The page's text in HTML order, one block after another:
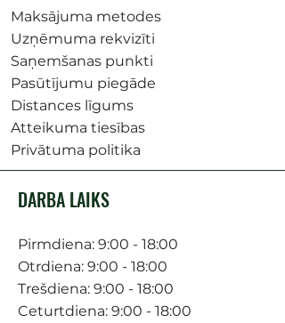
Maksājuma metodes
Uzņēmuma rekvizīti
Saņemšanas punkti
Pasūtījumu piegāde
Distances līgums
Atteikuma tiesības
Privātuma politika
DARBA LAIKS
Pirmdiena: 9:00 - 18:00
Otrdiena: 9:00 - 18:00
Trešdiena: 9:00 - 18:00
Ceturtdiena: 9:00 - 18:00